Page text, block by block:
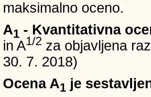
maksimalno oceno.
A1 - Kvantitativna
in A1/2 za objavljena
30. 7. 2018)
Ocena A1 je